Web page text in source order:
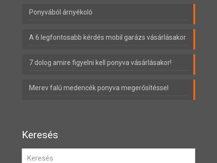
Ponyvából árnyékoló
A 6 legfontosabb kérdés mobil garázs vásárlásakor
7 dolog amire figyelni kell ponyva vásárlásakor!
Merev falú medencék ponyva megerősítéssel
Keresés